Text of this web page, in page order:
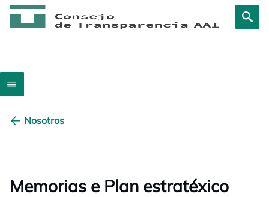
Nosotros
Memorias e Plan estratéxico